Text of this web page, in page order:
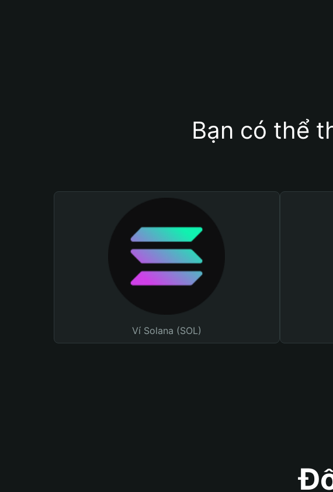
Bạn có thể
Ví Solana (SOL)